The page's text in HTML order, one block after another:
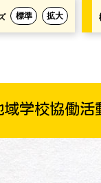
標準 拡大
域学校協働活